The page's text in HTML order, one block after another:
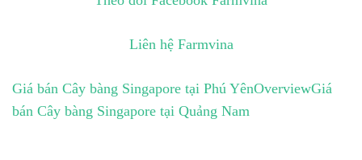
Liên hệ Farmvina
Giá bán Cây bàng Singapore tại Phú YênOverviewGiá
bán Cây bàng Singapore tại Quảng Nam